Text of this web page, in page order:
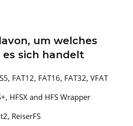
um welches
sich handelt
FAT12, FAT16, FAT32, VFAT
HFSX and HFS Wrapper
ReiserFS